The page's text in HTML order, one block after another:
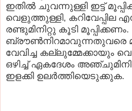
ഇതില്‍ ചുവന്നുള്ളി ഇട്ട്‌
വെളുത്തുള്ളി, കറിവേപ്പില
രണ്ടുമിനിറ്റു കൂടി
ബ്രൗണ്‍നിറമാവുന്നതുവരെ
വേവിച്ച കല്ലുമ്മേക്കായും
ഒഴിച്ച്‌ ഏകദേശം
ഇളക്കി ഉലര്‍ത്തിയെടുക്കുക.